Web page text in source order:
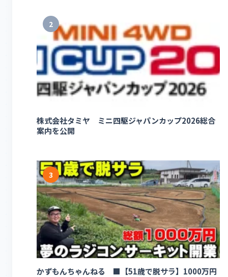
2
株式会社タミヤ ミニ四駆ジャパンカップ2026総合
案内を公開
3
かずもんちゃんねる ■【51歳で脱サラ】1000万円